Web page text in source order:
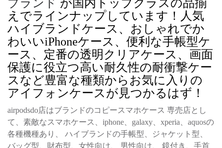
ブランド が国内トップクラスの品揃
えでラインナップしています！人気
ハイブランドケース、おしゃれでか
わいいiPhoneケース、便利な手帳型ケ
ース、定番の透明クリアケース、画面
保護に役立つ高い耐久性の耐衝撃ケー
スなど豊富な種類からお気に入りの
アイフォンケースが見つかるはず！
airpodsdo店はブランドのコピースマホケース 専売店とし
て、素敵なスマホケース、iphone、galaxy、xperia、aquosの
各種機種あり、 ハイブランドの手帳型、ジャケット型、
バッグ型、財布型、女性向け、 男性向け、 鏡付き、手首